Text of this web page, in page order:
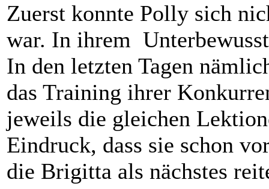
Zuerst konnte Polly sich
war. In ihrem
In den letzten Tagen
das Training ihrer
jeweils die gleichen
Eindruck, dass sie schon
die Brigitta als nächstes